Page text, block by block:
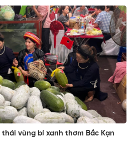
vùng bí xanh thơm Bắc Kạn